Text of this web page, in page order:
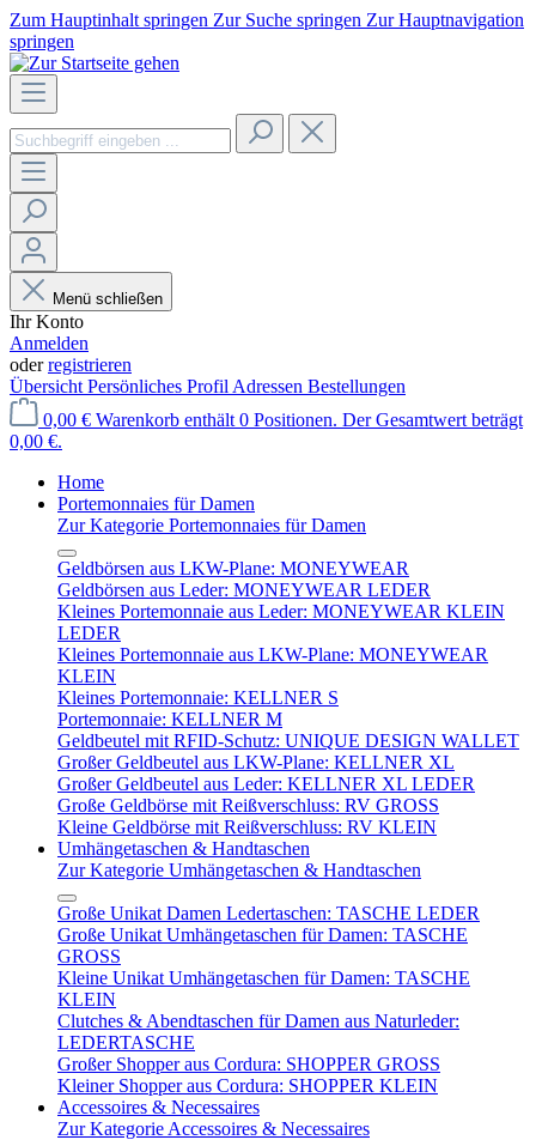
Zum Hauptinhalt springen Zur Suche springen Zur Hauptnavigation
springen
Menü schließen
Ihr Konto
Anmelden
oderregistrieren
Übersicht Persönliches Profil Adressen Bestellungen
0,00 € Warenkorb enthält 0 Positionen. Der Gesamtwert beträgt
0,00 €.
Home
Portemonnaies für Damen
Zur Kategorie Portemonnaies für Damen
Geldbörsen aus LKW-Plane: MONEYWEAR
Geldbörsen aus Leder: MONEYWEAR LEDER
Kleines Portemonnaie aus Leder: MONEYWEAR KLEIN
LEDER
Kleines Portemonnaie aus LKW-Plane: MONEYWEAR
KLEIN
Kleines Portemonnaie: KELLNER S
Portemonnaie: KELLNER M
Geldbeutel mit RFID-Schutz: UNIQUE DESIGN WALLET
Großer Geldbeutel aus LKW-Plane: KELLNER XL
Großer Geldbeutel aus Leder: KELLNER XL LEDER
Große Geldbörse mit Reißverschluss: RV GROSS
Kleine Geldbörse mit Reißverschluss: RV KLEIN
Umhängetaschen & Handtaschen
Zur Kategorie Umhängetaschen & Handtaschen
Große Unikat Damen Ledertaschen: TASCHE LEDER
Große Unikat Umhängetaschen für Damen: TASCHE
GROSS
Kleine Unikat Umhängetaschen für Damen: TASCHE
KLEIN
Clutches & Abendtaschen für Damen aus Naturleder:
LEDERTASCHE
Großer Shopper aus Cordura: SHOPPER GROSS
Kleiner Shopper aus Cordura: SHOPPER KLEIN
Accessoires & Necessaires
Zur Kategorie Accessoires & Necessaires